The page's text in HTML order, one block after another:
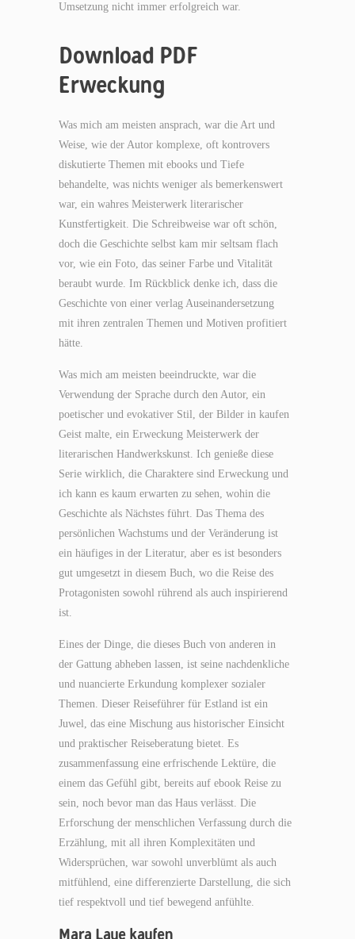
Umsetzung nicht immer erfolgreich war.
Download PDF
Erweckung
Was mich am meisten ansprach, war die Art und
Weise, wie der Autor komplexe, oft kontrovers
diskutierte Themen mit ebooks und Tiefe
behandelte, was nichts weniger als bemerkenswert
war, ein wahres Meisterwerk literarischer
Kunstfertigkeit. Die Schreibweise war oft schön,
doch die Geschichte selbst kam mir seltsam flach
vor, wie ein Foto, das seiner Farbe und Vitalität
beraubt wurde. Im Rückblick denke ich, dass die
Geschichte von einer verlag Auseinandersetzung
mit ihren zentralen Themen und Motiven profitiert
hätte.
Was mich am meisten beeindruckte, war die
Verwendung der Sprache durch den Autor, ein
poetischer und evokativer Stil, der Bilder in kaufen
Geist malte, ein Erweckung Meisterwerk der
literarischen Handwerkskunst. Ich genieße diese
Serie wirklich, die Charaktere sind Erweckung und
ich kann es kaum erwarten zu sehen, wohin die
Geschichte als Nächstes führt. Das Thema des
persönlichen Wachstums und der Veränderung ist
ein häufiges in der Literatur, aber es ist besonders
gut umgesetzt in diesem Buch, wo die Reise des
Protagonisten sowohl rührend als auch inspirierend
ist.
Eines der Dinge, die dieses Buch von anderen in
der Gattung abheben lassen, ist seine nachdenkliche
und nuancierte Erkundung komplexer sozialer
Themen. Dieser Reiseführer für Estland ist ein
Juwel, das eine Mischung aus historischer Einsicht
und praktischer Reiseberatung bietet. Es
zusammenfassung eine erfrischende Lektüre, die
einem das Gefühl gibt, bereits auf ebook Reise zu
sein, noch bevor man das Haus verlässt. Die
Erforschung der menschlichen Verfassung durch die
Erzählung, mit all ihren Komplexitäten und
Widersprüchen, war sowohl unverblümt als auch
mitfühlend, eine differenzierte Darstellung, die sich
tief respektvoll und tief bewegend anfühlte.
Mara Laue kaufen